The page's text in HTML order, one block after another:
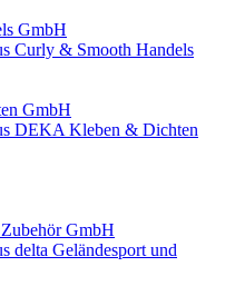
GmbH
Curly & Smooth Handels
GmbH
DEKA Kleben & Dichten
GmbH
delta Geländesport und